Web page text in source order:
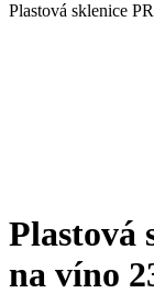
Plastová sklenice
Plastová
na víno